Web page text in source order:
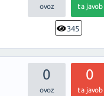
ta javob
345
0 0
ta javob